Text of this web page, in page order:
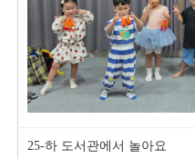
25-하 도서관에서 놀아요